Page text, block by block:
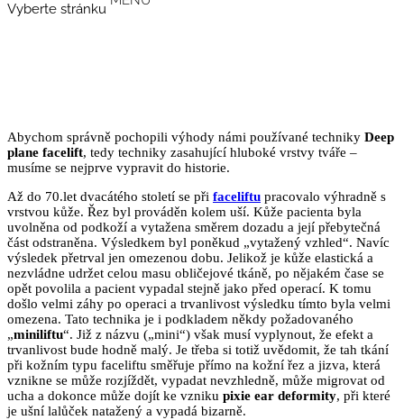
Vyberte stránku
Abychom správně pochopili výhody námi používané techniky Deep
plane facelift, tedy techniky zasahující hluboké vrstvy tváře –
musíme se nejprve vypravit do historie.
Až do 70.let dvacátého století se při faceliftu pracovalo výhradně s
vrstvou kůže. Řez byl prováděn kolem uší. Kůže pacienta byla
uvolněna od podkoží a vytažena směrem dozadu a její přebytečná
část odstraněna. Výsledkem byl poněkud „vytažený vzhled“. Navíc
výsledek přetrval jen omezenou dobu. Jelikož je kůže elastická a
nezvládne udržet celou masu obličejové tkáně, po nějakém čase se
opět povolila a pacient vypadal stejně jako před operací. K tomu
došlo velmi záhy po operaci a trvanlivost výsledku tímto byla velmi
omezena. Tato technika je i podkladem někdy požadovaného
„miniliftu“. Již z názvu („mini“) však musí vyplynout, že efekt a
trvanlivost bude hodně malý. Je třeba si totiž uvědomit, že tah tkání
při kožním typu faceliftu směřuje přímo na kožní řez a jizva, která
vznikne se může rozjíždět, vypadat nevzhledně, může migrovat od
ucha a dokonce může dojít ke vzniku pixie ear deformity, při které
je ušní lalůček natažený a vypadá bizarně.